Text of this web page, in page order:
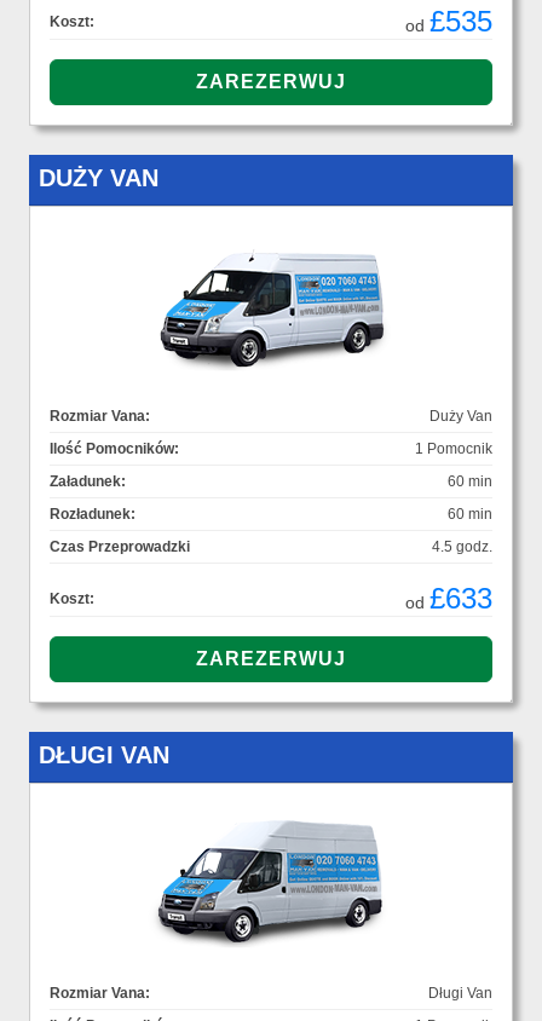
Koszt: od £535
DUŻY VAN
Rozmiar Vana:
Duży Van
Ilość Pomocników:
1 Pomocnik
Załadunek:
60 min
Rozładunek:
60 min
Czas Przeprowadzki
4.5 godz.
Koszt: od £633
DŁUGI VAN
Rozmiar Vana:
Długi Van